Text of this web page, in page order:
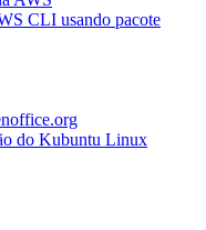
CLI usando pacote
do Kubuntu Linux